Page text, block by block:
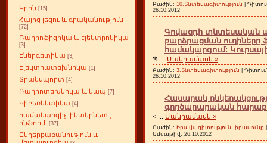
Կրոն [15]
Հայոց լեզու և գրականություն
[72]
Ռադիոֆիզիկա և էլեկտրոնիկա
[3]
Էներգետիկա [3]
Էլեկտրատեխնիկա [1]
Տրանսպորտ [4]
Ռադիոտեխնիկա և կապ [7]
Կիբեռնետիկա [4]
համակարգիչ, ինտերնետ ,
ինֆորմ.
[37]
Ընդերքաբանություն և
Բաժին: 10.Տնտեսագիտություն |
26.10.2012
Գովազդի տնտեսական
բարձրացման
համակարգում:
Պ Մանրամասն »
Բաժին: 3.Տնտեսագիտություն |
26.10.2012
Հասարակ
գործարարական
< Մանրամասն »
Բաժին: Իրավագիտություն, իրավունք
Ամսաթիվ: 26.10.2012